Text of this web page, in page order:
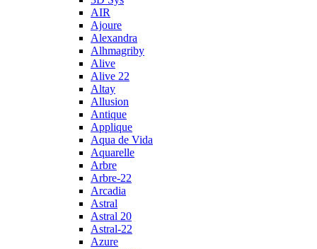
AIR
Ajoure
Alexandra
Alhmagriby
Alive
Alive 22
Altay
Allusion
Antique
Applique
Aqua de Vida
Aquarelle
Arbre
Arbre-22
Arcadia
Astral
Astral 20
Astral-22
Azure